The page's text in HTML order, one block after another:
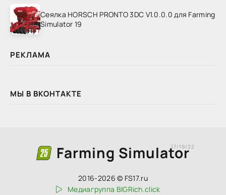
Сеялка HORSCH PRONTO 3DC V1.0.0.0 для Farming
Simulator 19
РЕКЛАМА
МЫ В ВКОНТАКТЕ
Farming Simulator
17/19/22
2016-2026 © FS17.ru
Медиагруппа BIGRich.click